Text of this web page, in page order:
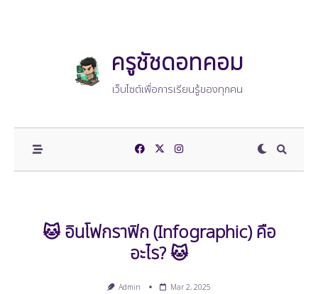
ครูชัชดอทคอม
เว็บไซต์เพื่อการเรียนรู้ของทุกคน
🐱 อินโฟกราฟิก (Infographic) คือ
อะไร? 🐱
Admin Mar 2, 2025